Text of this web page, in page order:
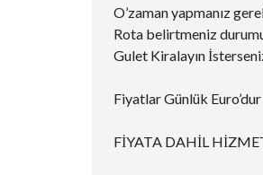
O’zaman yapmanız
Rota belirtmeniz
Gulet Kiralayın
Fiyatlar Günlük Euro’dur
FİYATA DAHİL